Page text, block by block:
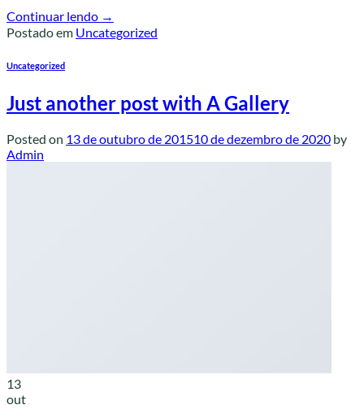
Continuar lendo →
Postado em Uncategorized
Uncategorized
Just another post with A Gallery
Posted on 13 de outubro de 201510 de dezembro de 2020 by
Admin
13
out